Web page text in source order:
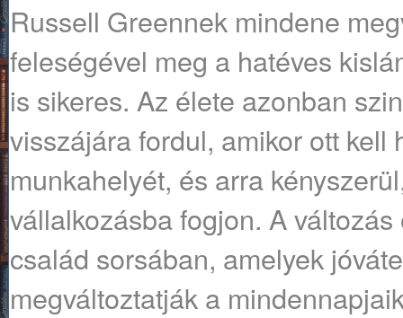
Russell ​Greennek mindene
feleségével meg a hatéves
is sikeres. Az élete azonban
visszájára fordul, amikor ott kell
munkahelyét, és arra
vállalkozásba fogjon. A
család sorsában, amelyek
megváltoztatják a